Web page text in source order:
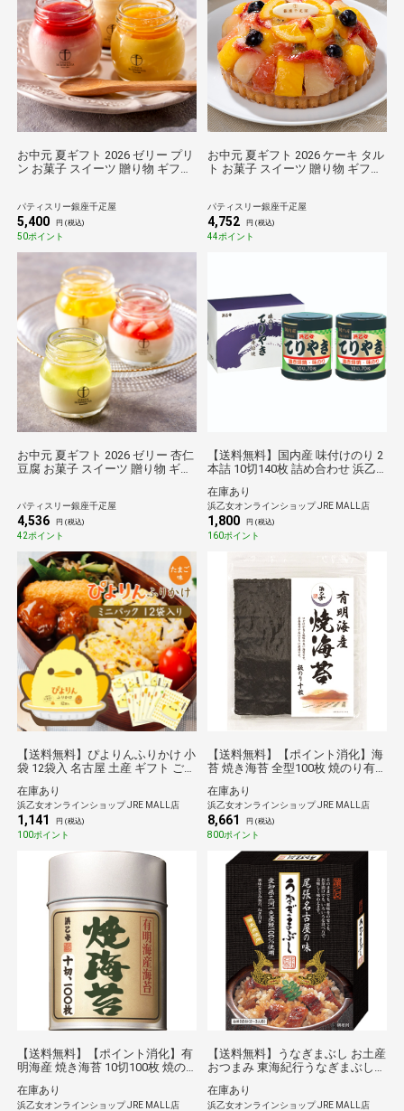
お中元 夏ギフト 2026 ゼリー プリ
ン お菓子 スイーツ 贈り物 ギフト
パティスリー銀座千疋屋
5,400 円 (税込)
50ポイント
お中元 夏ギフト 2026 ケーキ タル
ト お菓子 スイーツ 贈り物 ギフト
パティスリー銀座千疋屋
4,752 円 (税込)
44ポイント
お中元 夏ギフト 2026 ゼリー 杏仁
豆腐 お菓子 スイーツ 贈り物 ギフ
パティスリー銀座千疋屋
4,536 円 (税込)
42ポイント
【送料無料】国内産 味付けのり 2
本詰 10切140枚 詰め合わせ 浜乙
在庫あり
浜乙女オンラインショップ JRE MALL店
1,800 円 (税込)
160ポイント
【送料無料】ぴよりんふりかけ 小
袋 12袋入 名古屋 土産 ギフト ごは
在庫あり
浜乙女オンラインショップ JRE MALL店
1,141 円 (税込)
100ポイント
【送料無料】【ポイント消化】海
苔 焼き海苔 全型100枚 焼のり有
在庫あり
浜乙女オンラインショップ JRE MALL店
8,661 円 (税込)
800ポイント
【送料無料】【ポイント消化】有
明海産 焼き海苔 10切100枚 焼の
在庫あり
浜乙女オンラインショップ JRE MALL店
【送料無料】うなぎまぶし お土産
おつまみ 東海紀行うなぎまぶし
在庫あり
浜乙女オンラインショップ JRE MALL店